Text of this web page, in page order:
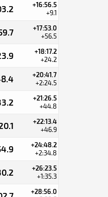
+16:56.5
+9.1
+17:53.0
+56.5
+18:17.2
+24.2
+20:41.7
+2:24.5
+21:26.5
+44.8
+22:13.4
+46.9
+24:48.2
+2:34.8
+26:23.5
+1:35.3
+28:56.0